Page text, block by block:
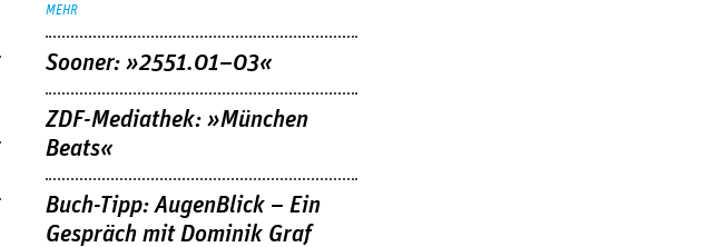
MEHR
Sooner: »2551.01–03«
ZDF-Mediathek: »München
Beats«
Buch-Tipp: AugenBlick – Ein
Gespräch mit Dominik Graf